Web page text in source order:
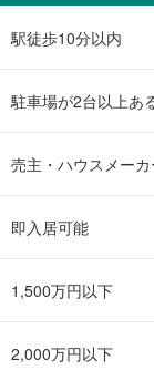
駅徒歩10分以内
駐車場が2台以上あ
売主・ハウスメーカ
即入居可能
1,500万円以下
2,000万円以下